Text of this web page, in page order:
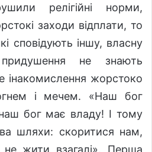
релігійні норми,
заходи відплати, то
сповідують іншу, власну
не знають
інакомислення жорстоко
і мечем. «Наш бог
бог має владу! І тому
шляхи: скоритися нам,
жити взагалі». Перша